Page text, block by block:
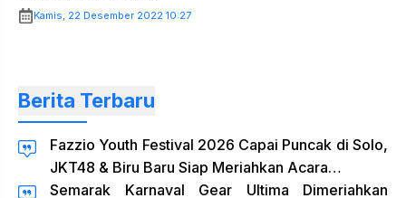
Kamis, 22 Desember 2022 10:27
Berita Terbaru
Fazzio Youth Festival 2026 Capai Puncak di Solo,
JKT48 & Biru Baru Siap Meriahkan Acara…
Semarak Karnaval Gear Ultima Dimeriahkan